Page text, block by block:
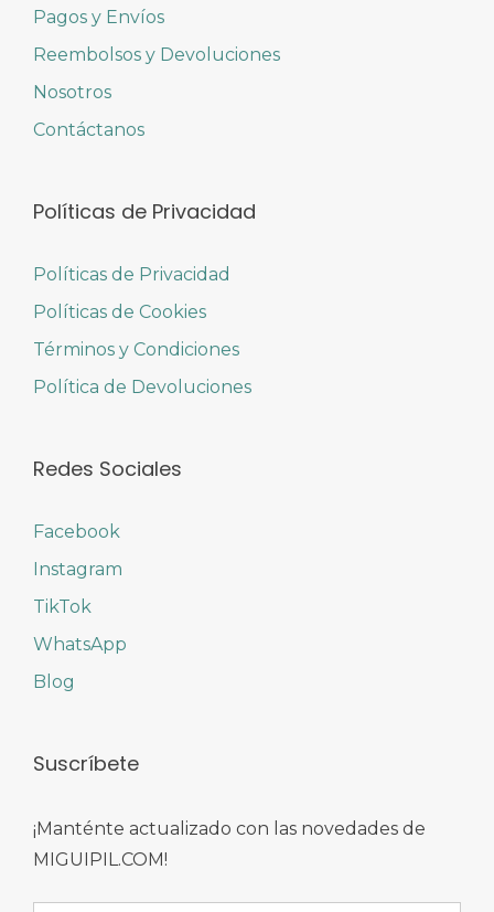
Pagos y Envíos
Reembolsos y Devoluciones
Nosotros
Contáctanos
Políticas de Privacidad
Políticas de Privacidad
Políticas de Cookies
Términos y Condiciones
Política de Devoluciones
Redes Sociales
Facebook
Instagram
TikTok
WhatsApp
Blog
Suscríbete
¡Manténte actualizado con las novedades de
MIGUIPIL.COM!